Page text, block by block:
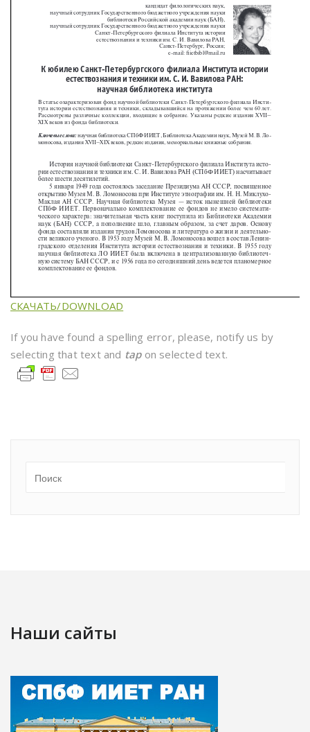
СКАЧАТЬ/DOWNLOAD
If you have found a spelling error, please, notify us by
selecting that text and tapon selected text.
Наши сайты